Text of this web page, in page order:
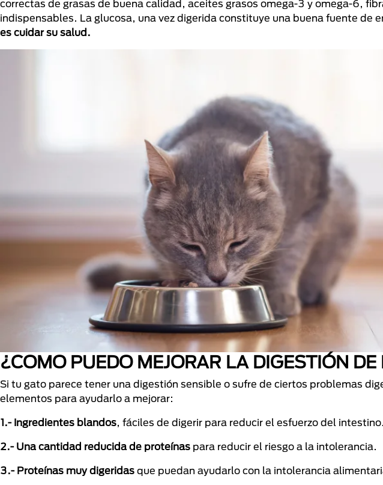
correctas de grasas de buena calidad, aceites grasos omega-3 y omega-6,
indispensables. La glucosa, una vez digerida constituye una buena fuente de
es cuidar su salud.
¿COMO PUEDO MEJORAR LA DIGESTIÓN DE
Si tu gato parece tener una digestión sensible o sufre de ciertos problemas
elementos para ayudarlo a mejorar:
1.- Ingredientes blandos, fáciles de digerir para reducir el esfuerzo del intestino.
2.- Una cantidad reducida de proteínas para reducir el riesgo a la intolerancia.
3.- Proteínas muy digeridas que puedan ayudarlo con la intolerancia